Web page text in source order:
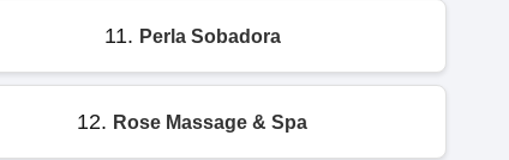
11. Perla Sobadora
12. Rose Massage & Spa